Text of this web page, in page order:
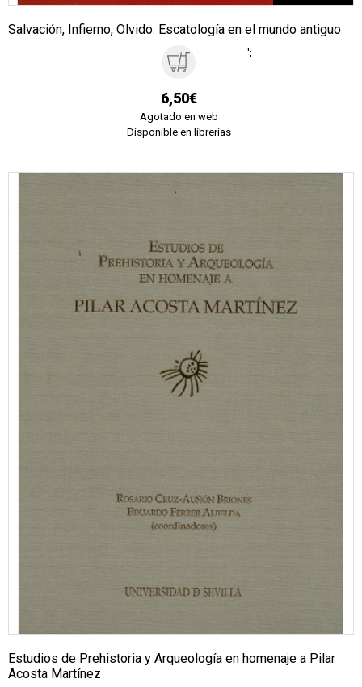
Salvación, Infierno, Olvido. Escatología en el mundo antiguo
6,50€
Agotado en web
Disponible en librerías
';
Estudios de Prehistoria y Arqueología en homenaje a Pilar
Acosta Martínez